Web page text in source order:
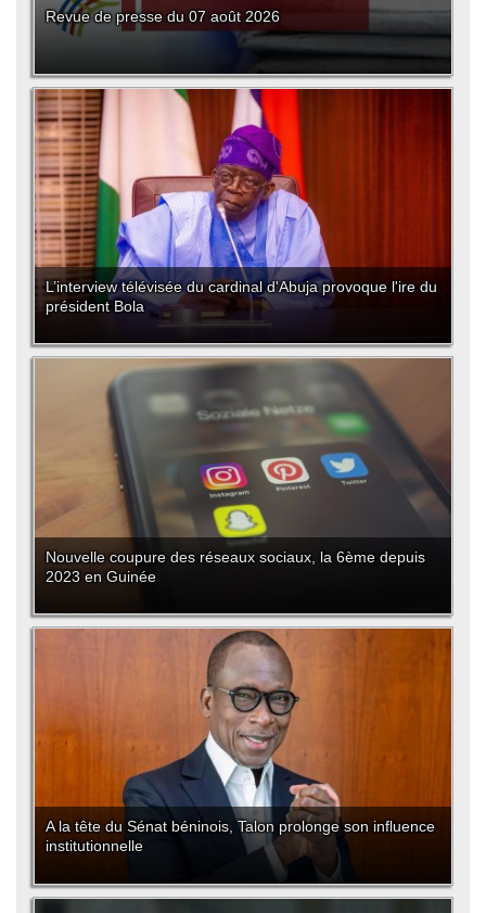
Revue de presse du 07 août 2026
L’interview télévisée du cardinal d'Abuja provoque l'ire du
président Bola
Nouvelle coupure des réseaux sociaux, la 6ème depuis
2023 en Guinée
A la tête du Sénat béninois, Talon prolonge son influence
institutionnelle